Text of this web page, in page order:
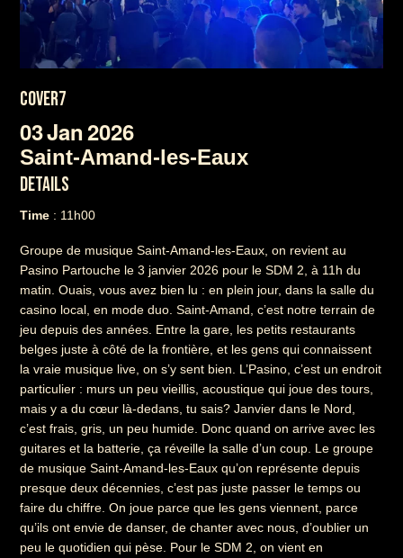
COVER7
03Jan2026
Saint-Amand-les-Eaux
DETAILS
Time : 11h00
Groupe de musique Saint-Amand-les-Eaux, on revient au
Pasino Partouche le 3 janvier 2026 pour le SDM 2, à 11h du
matin. Ouais, vous avez bien lu : en plein jour, dans la salle du
casino local, en mode duo. Saint-Amand, c’est notre terrain de
jeu depuis des années. Entre la gare, les petits restaurants
belges juste à côté de la frontière, et les gens qui connaissent
la vraie musique live, on s’y sent bien. L’Pasino, c’est un endroit
particulier : murs un peu vieillis, acoustique qui joue des tours,
mais y a du cœur là-dedans, tu sais? Janvier dans le Nord,
c’est frais, gris, un peu humide. Donc quand on arrive avec les
guitares et la batterie, ça réveille la salle d’un coup. Le groupe
de musique Saint-Amand-les-Eaux qu’on représente depuis
presque deux décennies, c’est pas juste passer le temps ou
faire du chiffre. On joue parce que les gens viennent, parce
qu’ils ont envie de danser, de chanter avec nous, d’oublier un
peu le quotidien qui pèse. Pour le SDM 2, on vient en